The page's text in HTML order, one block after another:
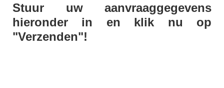
Stuur uw aanvraaggegevens
hieronder in en klik nu op
"Verzenden"!